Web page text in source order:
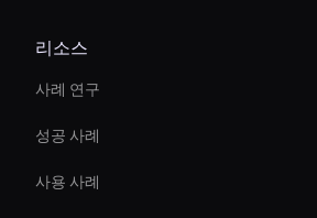
리소스
사례 연구
성공 사례
사용 사례